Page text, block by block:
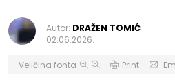
Autor: DRAŽEN TOMIĆ
02.06.2026.
Veličina fonta Print